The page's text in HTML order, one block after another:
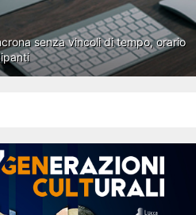
senza vincoli di tempo, orario